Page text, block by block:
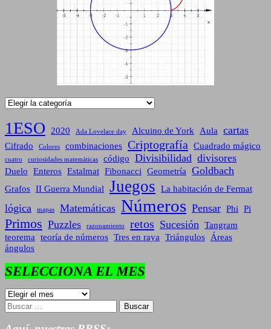
Categorías
1ESO 2020 Ada Lovelace day Alcuino de York Aula cartas
Cifrado Colores combinaciones Criptografía Cuadrado mágico
cuatro curiosidades matemáticas código Divisibilidad divisores
Duelo Enteros Estalmat Fibonacci Geometría Goldbach
Grafos II Guerra Mundial Juegos La habitación de Fermat
lógica mapas Matemáticas Números Pensar Phi Pi
Primos Puzzles razonamiento retos Sucesión
Tangram
teorema
teoría de números Tres en raya Triángulos
Áreas
ángulos
SELECCIONA EL MES
SELECCIONA
EL
MES
Buscar: